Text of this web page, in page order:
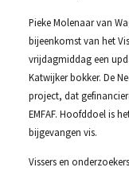
Pieke Molenaar van
bijeenkomst van het
vrijdagmiddag een
Katwijker bokker. De
project, dat
EMFAF. Hoofddoel is
bijgevangen vis.
Vissers en